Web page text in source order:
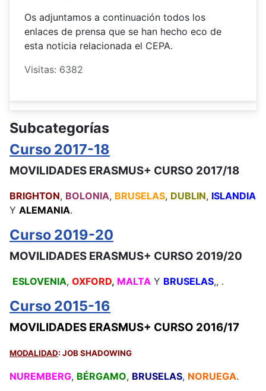
Os adjuntamos a continuación todos los
enlaces de prensa que se han hecho eco de
esta noticia relacionada el CEPA.
Visitas: 6382
Subcategorías
Curso 2017-18
MOVILIDADES ERASMUS+ CURSO 2017/18
BRIGHTON, BOLONIA, BRUSELAS, DUBLIN, ISLANDIA
Y ALEMANIA.
Curso 2019-20
MOVILIDADES ERASMUS+ CURSO 2019/20
ESLOVENIA, OXFORD, MALTA Y BRUSELAS,, .
Curso 2015-16
MOVILIDADES ERASMUS+ CURSO 2016/17
MODALIDAD: JOB SHADOWING
NUREMBERG, BÉRGAMO, BRUSELAS, NORUEGA.